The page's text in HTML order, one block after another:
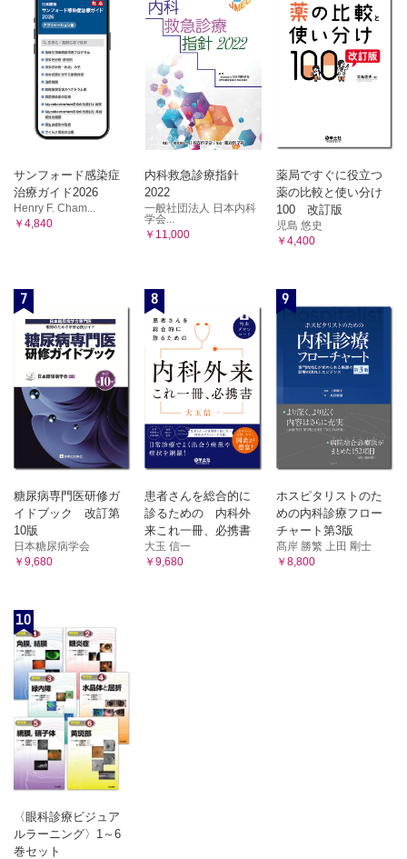
サンフォード感染症
治療ガイド2026
Henry F. Cham...
￥4,840
内科救急診療指針
2022
一般社団法人 日本内科
学会...
￥11,000
薬局ですぐに役立つ
薬の比較と使い分け
100 改訂版
児島 悠史
￥4,400
7
糖尿病専門医研修ガ
イドブック 改訂第
10版
日本糖尿病学会
￥9,680
8
患者さんを総合的に
診るための 内科外
来これ一冊、必携書
大玉 信一
￥9,680
9
ホスピタリストのた
めの内科診療フロー
チャート第3版
髙岸 勝繁 上田 剛士
￥8,800
10
〈眼科診療ビジュア
ルラーニング〉1～6
巻セット